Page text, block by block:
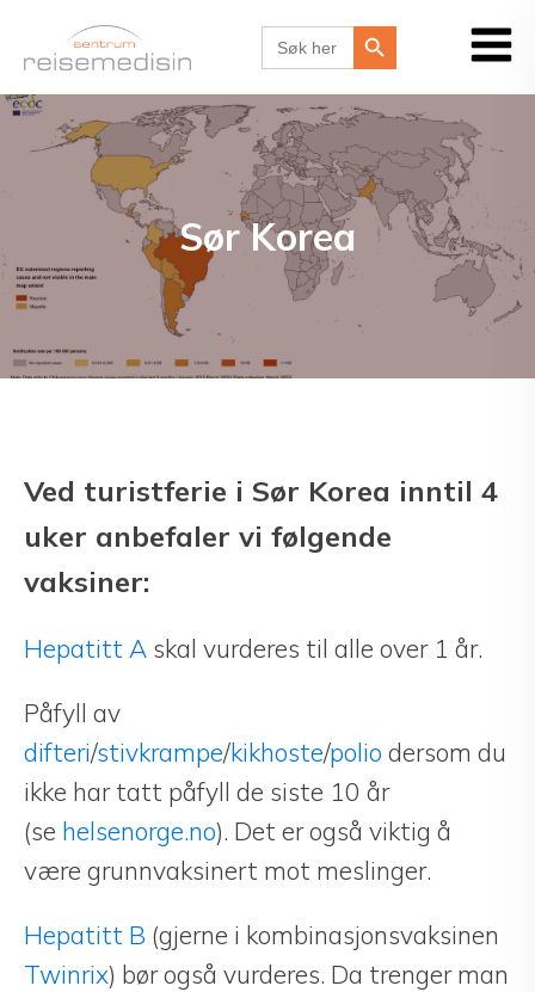
Search
for:
Search Button
Sør Korea
Ved turistferie i Sør Korea inntil 4
uker anbefaler vi følgende
vaksiner:
Hepatitt A skal vurderes til alle over 1 år.
Påfyll av
difteri/stivkrampe/kikhoste/polio dersom du
ikke har tatt påfyll de siste 10 år
(se helsenorge.no). Det er også viktig å
være grunnvaksinert mot meslinger.
Hepatitt B (gjerne i kombinasjonsvaksinen
Twinrix) bør også vurderes. Da trenger man